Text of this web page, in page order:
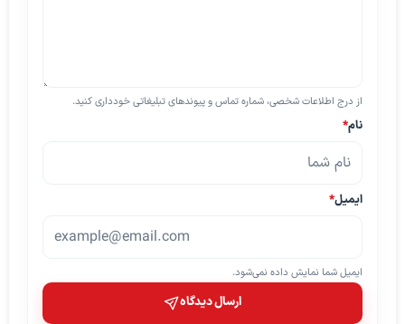
از درج اطلاعات شخصی، شماره تماس و پیوندهای تبلیغاتی خودداری کنید.
نام*
ایمیل*
ایمیل شما نمایش داده نمی‌شود.
ارسال دیدگاه